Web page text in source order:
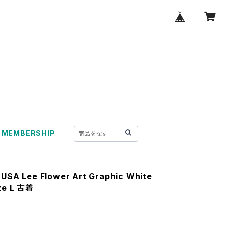
MEMBERSHIP
Lee Flower Art Graphic White
L 古着